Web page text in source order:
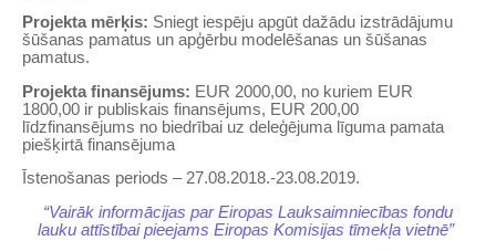
Projekta mērķis: Sniegt iespēju apgūt dažādu izstrādājumu
šūšanas pamatus un apģērbu modelēšanas un šūšanas
pamatus.
Projekta finansējums: EUR 2000,00, no kuriem EUR
1800,00 ir publiskais finansējums, EUR 200,00
līdzfinansējums no biedrībai uz deleģējuma līguma pamata
piešķirtā finansējuma
Īstenošanas periods – 27.08.2018.-23.08.2019.
“Vairāk informācijas par Eiropas Lauksaimniecības fondu
lauku attīstībai pieejams Eiropas Komisijas tīmekļa vietnē”